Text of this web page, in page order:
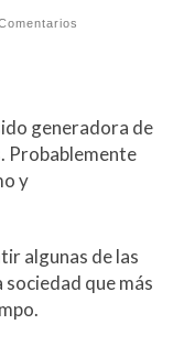
generadora de
Probablemente
y
algunas de las
que más